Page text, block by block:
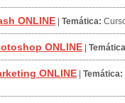
ONLINE Temática:
ONLINE
ONLINE Temática: